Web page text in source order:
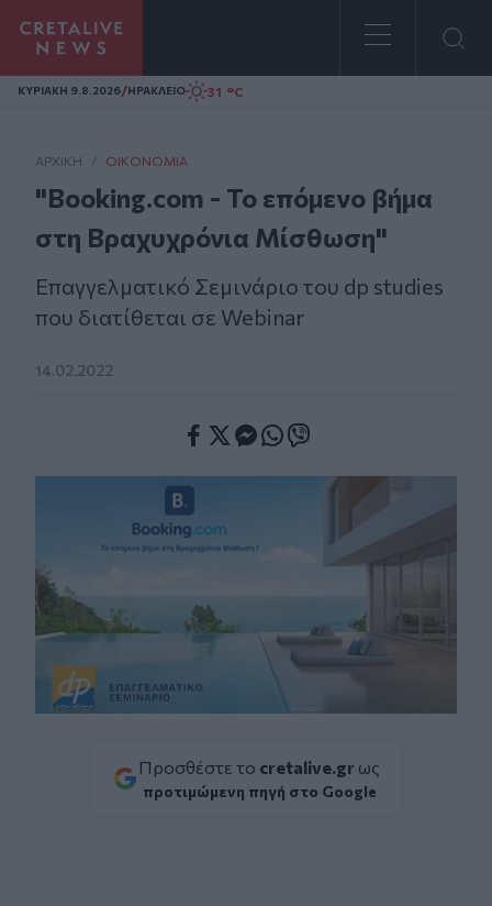
Homepage
ΚΥΡΙΑΚΗ 9.8.2026/ΗΡΑΚΛΕΙΟ 31 °C
ΑΡΧΙΚΗ / ΟΙΚΟΝΟΜΊΑ
"Booking.com - Το επόμενο βήμα
στη Βραχυχρόνια Μίσθωση"
Επαγγελματικό Σεμινάριο του dp studies
που διατίθεται σε Webinar
14.02.2022
Προσθέστε το cretalive.gr ως
προτιμώμενη πηγή στο Google